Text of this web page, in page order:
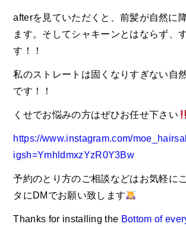
afterを見ていただくと、前髪が自然に
ます。そしてシャキーンとはならず、
す！！
私のストレートは固くなりすぎない自
です！！
くせでお悩みの方はぜひお任せ下さい
https://www.instagram.com/
igsh=YmhldmxzYzR0Y3Bw
予約のとり方のご相談などはお気軽に
タにDMでお願い致します
Thanks for installing the Bottom of